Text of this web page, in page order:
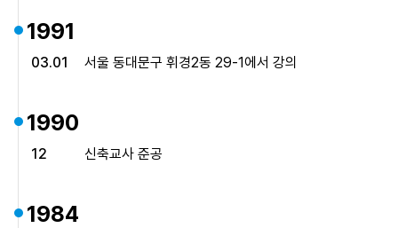
1991
03.01 서울 동대문구 휘경2동 29-1에서 강의
1990
12 신축교사 준공
1984